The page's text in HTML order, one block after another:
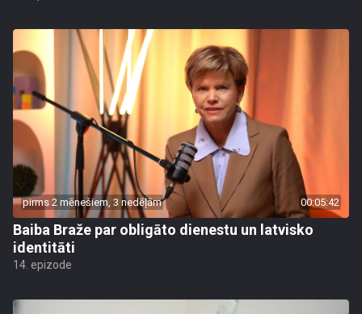
pirms 2 mēnešiem, 3 nedēļām 00:05:42
Baiba Braže par obligāto dienestu un latvisko
identitāti
14. epizode